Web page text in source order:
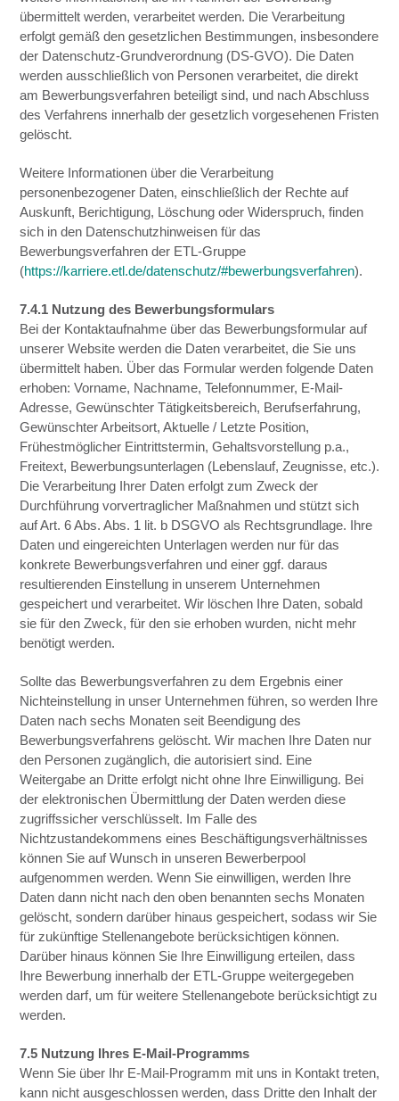
übermittelt werden, verarbeitet werden. Die Verarbeitung
erfolgt gemäß den gesetzlichen Bestimmungen, insbesondere
der Datenschutz-Grundverordnung (DS-GVO). Die Daten
werden ausschließlich von Personen verarbeitet, die direkt
am Bewerbungsverfahren beteiligt sind, und nach Abschluss
des Verfahrens innerhalb der gesetzlich vorgesehenen Fristen
gelöscht.
Weitere Informationen über die Verarbeitung
personenbezogener Daten, einschließlich der Rechte auf
Auskunft, Berichtigung, Löschung oder Widerspruch, finden
sich in den Datenschutzhinweisen für das
Bewerbungsverfahren der ETL-Gruppe
(https://karriere.etl.de/datenschutz/#bewerbungsverfahren).
7.4.1 Nutzung des Bewerbungsformulars
Bei der Kontaktaufnahme über das Bewerbungsformular auf
unserer Website werden die Daten verarbeitet, die Sie uns
übermittelt haben. Über das Formular werden folgende Daten
erhoben: Vorname, Nachname, Telefonnummer, E-Mail-
Adresse, Gewünschter Tätigkeitsbereich, Berufserfahrung,
Gewünschter Arbeitsort, Aktuelle / Letzte Position,
Frühestmöglicher Eintrittstermin, Gehaltsvorstellung p.a.,
Freitext, Bewerbungsunterlagen (Lebenslauf, Zeugnisse, etc.).
Die Verarbeitung Ihrer Daten erfolgt zum Zweck der
Durchführung vorvertraglicher Maßnahmen und stützt sich
auf Art. 6 Abs. Abs. 1 lit. b DSGVO als Rechtsgrundlage. Ihre
Daten und eingereichten Unterlagen werden nur für das
konkrete Bewerbungsverfahren und einer ggf. daraus
resultierenden Einstellung in unserem Unternehmen
gespeichert und verarbeitet. Wir löschen Ihre Daten, sobald
sie für den Zweck, für den sie erhoben wurden, nicht mehr
benötigt werden.
Sollte das Bewerbungsverfahren zu dem Ergebnis einer
Nichteinstellung in unser Unternehmen führen, so werden Ihre
Daten nach sechs Monaten seit Beendigung des
Bewerbungsverfahrens gelöscht. Wir machen Ihre Daten nur
den Personen zugänglich, die autorisiert sind. Eine
Weitergabe an Dritte erfolgt nicht ohne Ihre Einwilligung. Bei
der elektronischen Übermittlung der Daten werden diese
zugriffssicher verschlüsselt. Im Falle des
Nichtzustandekommens eines Beschäftigungsverhältnisses
können Sie auf Wunsch in unseren Bewerberpool
aufgenommen werden. Wenn Sie einwilligen, werden Ihre
Daten dann nicht nach den oben benannten sechs Monaten
gelöscht, sondern darüber hinaus gespeichert, sodass wir Sie
für zukünftige Stellenangebote berücksichtigen können.
Darüber hinaus können Sie Ihre Einwilligung erteilen, dass
Ihre Bewerbung innerhalb der ETL-Gruppe weitergegeben
werden darf, um für weitere Stellenangebote berücksichtigt zu
werden.
7.5 Nutzung Ihres E-Mail-Programms
Wenn Sie über Ihr E-Mail-Programm mit uns in Kontakt treten,
kann nicht ausgeschlossen werden, dass Dritte den Inhalt der